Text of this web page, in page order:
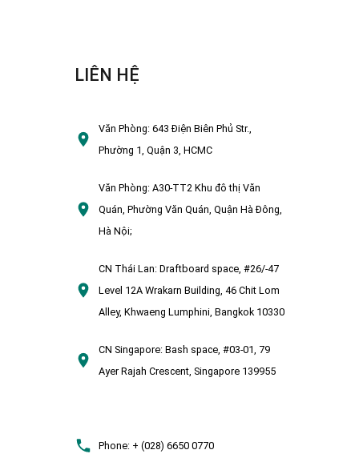
LIÊN HỆ
Văn Phòng:643 Điện Biên Phủ Str.,
Phường 1, Quận 3, HCMC
Văn Phòng:A30-TT2 Khu đô thị Văn
Quán, Phường Văn Quán, Quận Hà Đông,
Hà Nội;
CN Thái Lan: Draftboard space, #26/-47
Level 12A Wrakarn Building, 46 Chit Lom
Alley, Khwaeng Lumphini, Bangkok 10330
CN Singapore: Bash space, #03-01, 79
Ayer Rajah Crescent, Singapore 139955
Phone:+ (028) 6650 0770